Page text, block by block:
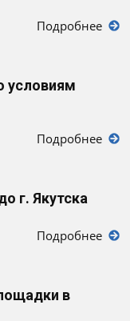
Подробнее
условиям
Подробнее
г. Якутска
Подробнее
в